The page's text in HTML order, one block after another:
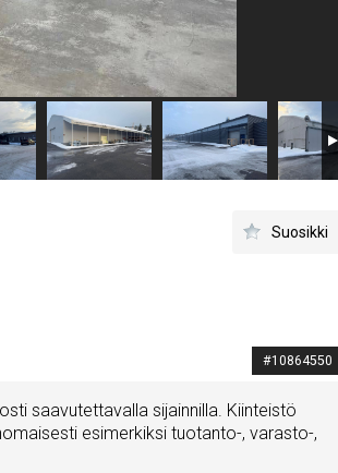
Suosikki
#10864550
saavutettavalla sijainnilla. Kiinteistö
esimerkiksi tuotanto-, varasto-,